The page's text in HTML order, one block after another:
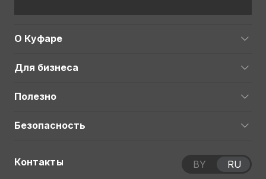
О Куфаре
Для бизнеса
Полезно
Безопасность
Контакты BY RU